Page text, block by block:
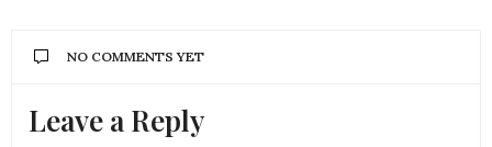
NO COMMENTS YET
Leave a Reply